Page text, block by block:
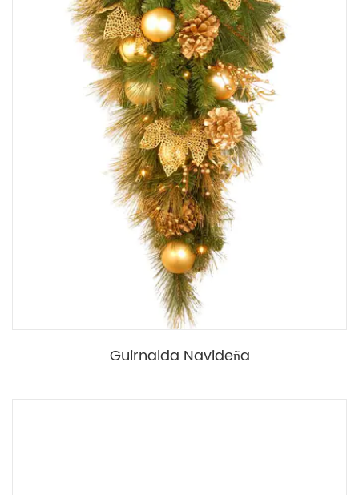
Guirnalda Navideña